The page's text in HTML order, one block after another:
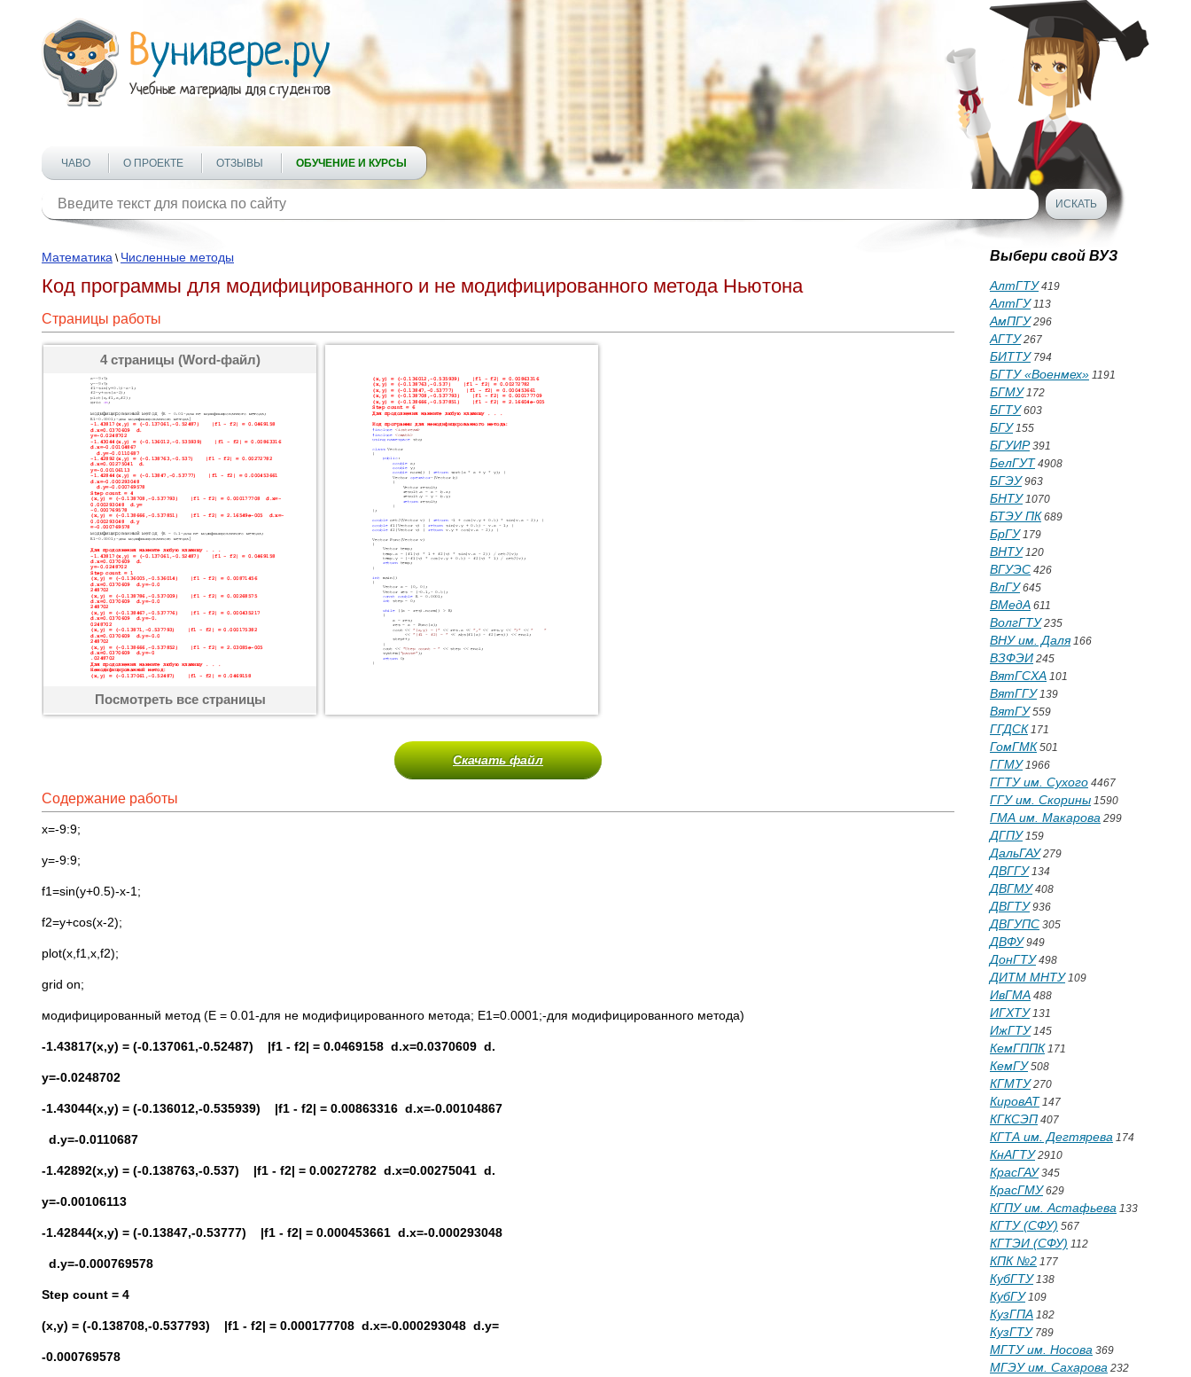
ЧАВО О ПРОЕКТЕ ОТЗЫВЫ ОБУЧЕНИЕ И КУРСЫ
Математика \ Численные методы
Код программы для модифицированного и не модифицированного метода Ньютона
Страницы работы
4 страницы (Word-файл)
Посмотреть все страницы
Скачать файл
Содержание работы
x=-9:9;
y=-9:9;
f1=sin(y+0.5)-x-1;
f2=y+cos(x-2);
plot(x,f1,x,f2);
grid on;
модифицированный метод (E = 0.01-для не модифицированного метода; E1=0.0001;-для модифицированного метода)
-1.43817(x,y) = (-0.137061,-0.52487) |f1 - f2| = 0.0469158 d.x=0.0370609 d.
y=-0.0248702
-1.43044(x,y) = (-0.136012,-0.535939) |f1 - f2| = 0.00863316 d.x=-0.00104867
d.y=-0.0110687
-1.42892(x,y) = (-0.138763,-0.537) |f1 - f2| = 0.00272782 d.x=0.00275041 d.
y=-0.00106113
-1.42844(x,y) = (-0.13847,-0.53777) |f1 - f2| = 0.000453661 d.x=-0.000293048
d.y=-0.000769578
Step count = 4
(x,y) = (-0.138708,-0.537793) |f1 - f2| = 0.000177708 d.x=-0.000293048 d.y=
-0.000769578
Выбери свой ВУЗ
АлтГТУ419
АлтГУ113
АмПГУ296
АГТУ267
БИТТУ794
БГТУ «Военмех» 1191
БГМУ172
БГТУ603
БГУ155
БГУИР391
БелГУТ 4908
БГЭУ963
БНТУ1070
БТЭУ ПК 689
БрГУ179
ВНТУ120
ВГУЭС 426
ВлГУ645
ВМедА 611
ВолгГТУ235
ВНУ им. Даля166
ВЗФЭИ 245
ВятГСХА 101
ВятГГУ139
ВятГУ559
ГГДСК 171
ГомГМК 501
ГГМУ1966
ГГТУ им. Сухого 4467
ГГУ им. Скорины 1590
ГМА им. Макарова 299
ДГПУ159
ДальГАУ279
ДВГГУ134
ДВГМУ408
ДВГТУ936
ДВГУПС 305
ДВФУ949
ДонГТУ498
ДИТМ МНТУ109
ИвГМА 488
ИГХТУ131
ИжГТУ145
КемГППК 171
КемГУ508
КГМТУ270
КировАТ 147
КГКСЭП 407
КГТА им. Дегтярева 174
КнАГТУ2910
КрасГАУ345
КрасГМУ629
КГПУ им. Астафьева 133
КГТУ (СФУ) 567
КГТЭИ (СФУ) 112
КПК №2 177
КубГТУ138
КубГУ109
КузГПА 182
КузГТУ789
МГТУ им. Носова 369
МГЭУ им. Сахарова 232